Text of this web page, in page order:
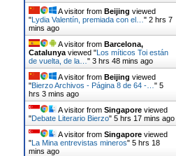
A visitor from Beijing viewed
"Lydia Valentín, premiada con el… " 2 hrs 7
mins ago
A visitor from Barcelona,
Catalunyaviewed "Los míticos Toi están
de vuelta, de la… " 3 hrs 48 mins ago
A visitor from Beijing viewed
"Bierzo Archivos - Página 8 de 64 -… " 5
hrs 3 mins ago
A visitor from Singaporeviewed
"Debate Literario Bierzo" 5 hrs 17 mins ago
A visitor from Singaporeviewed
"La Mina entrevistas mineros" 5 hrs 18
mins ago